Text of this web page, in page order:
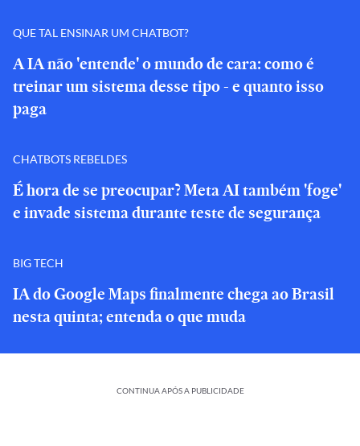
QUE TAL ENSINAR UM CHATBOT?
A IA não 'entende' o mundo de cara: como é
treinar um sistema desse tipo - e quanto isso
paga
CHATBOTS REBELDES
É hora de se preocupar? Meta AI também 'foge'
e invade sistema durante teste de segurança
BIG TECH
IA do Google Maps finalmente chega ao Brasil
nesta quinta; entenda o que muda
CONTINUA APÓS A PUBLICIDADE